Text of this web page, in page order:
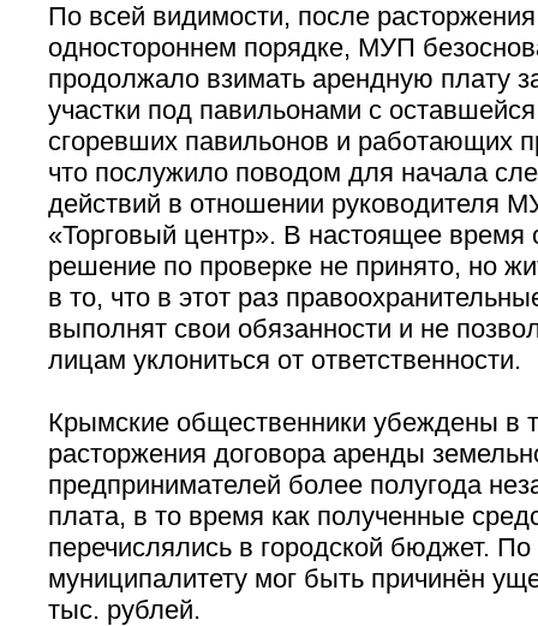
По всей видимости, после
одностороннем порядке, МУП
продолжало взимать арендную плату
участки под павильонами с
сгоревших павильонов и работающих
что послужило поводом для начала
действий в отношении руководителя
«Торговый центр». В настоящее время
решение по проверке не принято, но
в то, что в этот раз
выполнят свои обязанности и не
лицам уклониться от ответственности.
Крымские общественники убеждены в
расторжения договора аренды
предпринимателей более полугода
плата, в то время как полученные
перечислялись в городской бюджет.
муниципалитету мог быть причинён
тыс. рублей.